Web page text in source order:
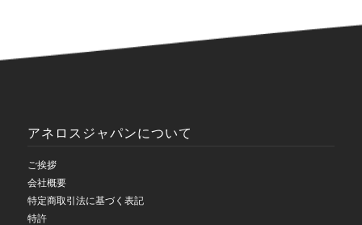
アネロスジャパンについて
ご挨拶
会社概要
特定商取引法に基づく表記
特許